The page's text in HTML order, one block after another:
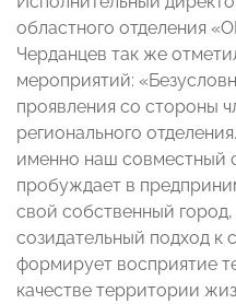
областного отделения
Черданцев так же
мероприятий:
проявления со стороны
регионального
именно наш совместный
пробуждает в
свой собственный
созидательный подход к
формирует восприятие
качестве территории